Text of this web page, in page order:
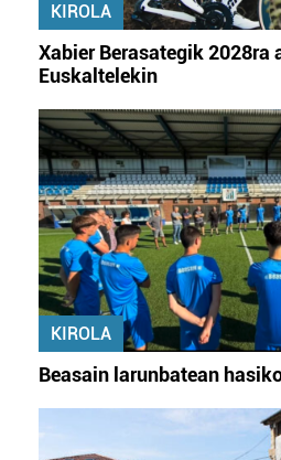
KIROLA
Xabier Berasategik 2028ra
Euskaltelekin
KIROLA
Beasain larunbatean